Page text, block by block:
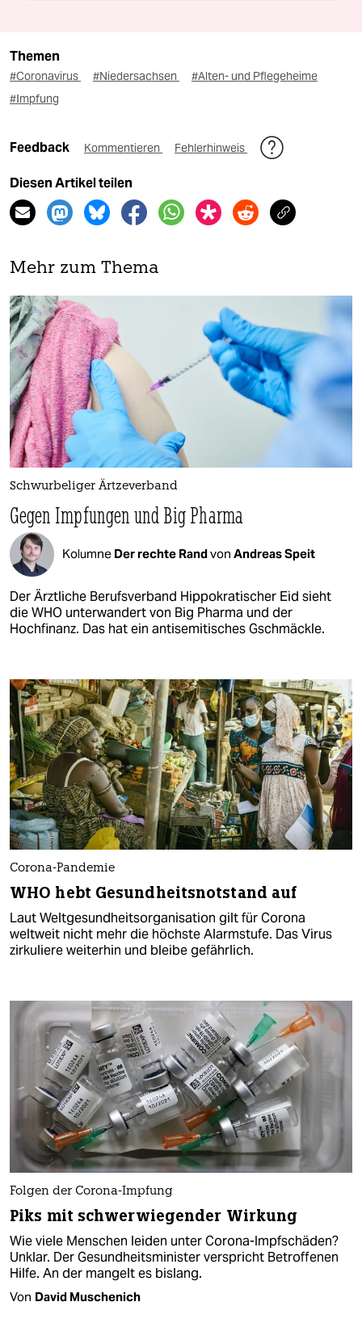
Themen
#Coronavirus #Niedersachsen
#Alten- und Pflegeheime
#Impfung
Feedback Kommentieren Fehlerhinweis
Diesen Artikel teilen
Mehr zum Thema
Schwurbeliger Ärtzeverband
Gegen Impfungen und Big Pharma
Kolumne Der rechte Randvon Andreas Speit
Der Ärztliche Berufsverband Hippokratischer Eid sieht
die WHO unterwandert von Big Pharma und der
Hochfinanz. Das hat ein antisemitisches Gschmäckle.
Corona-Pandemie
WHO hebt Gesundheitsnotstand auf
Laut Weltgesundheitsorganisation gilt für Corona
weltweit nicht mehr die höchste Alarmstufe. Das Virus
zirkuliere weiterhin und bleibe gefährlich.
Folgen der Corona-Impfung
Piks mit schwerwiegender Wirkung
Wie viele Menschen leiden unter Corona-Impfschäden?
Unklar. Der Gesundheitsminister verspricht Betroffenen
Hilfe. An der mangelt es bislang.
Von David Muschenich